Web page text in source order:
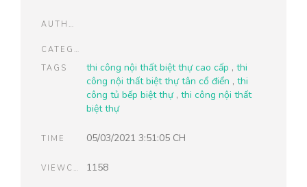
AUTHOR
CATEGORIES
TAGS
thi công nội thất biệt thự cao cấp , thi
công nội thất biệt thự tân cổ điển , thi
công tủ bếp biệt thự, thi công nội thất
biệt thự
TIME 05/03/2021 3:51:05 CH
VIEWCOUNT 1158